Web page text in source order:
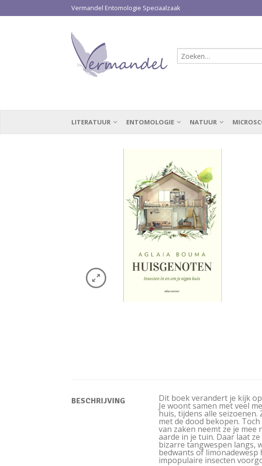
Vermandel Entomologie Speciaalzaak
LITERATUUR ENTOMOLOGIE NATUUR
BESCHRIJVING Dit boek verandert je kijk
Je woont samen met veel
huis, tijdens alle
met de dood bekopen.
van zaken neemt ze je
aarde in je tuin. Daar laat
bizarre tangwespen langs,
bedwants of
impopulaire insecten